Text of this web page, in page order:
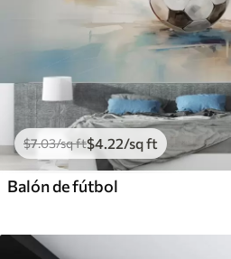
$7.03/sq ft$4.22/sq ft
Balón de fútbol